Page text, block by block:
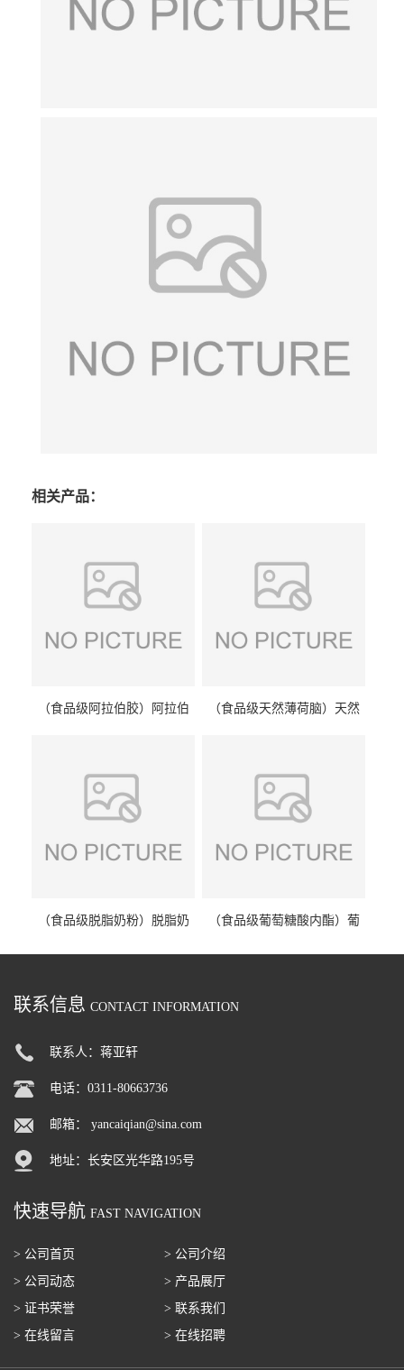
相关产品：
（食品级阿拉伯胶）阿拉伯
（食品级天然薄荷脑）天然
（食品级脱脂奶粉）脱脂奶
（食品级葡萄糖酸内酯）葡
联系信息 CONTACT INFORMATION
联系人：蒋亚轩
电话：0311-80663736
邮箱： yancaiqian@sina.com
地址：长安区光华路195号
快速导航 FAST NAVIGATION
> 公司首页
> 公司介绍
> 公司动态
> 产品展厅
> 证书荣誉
> 联系我们
> 在线留言
> 在线招聘